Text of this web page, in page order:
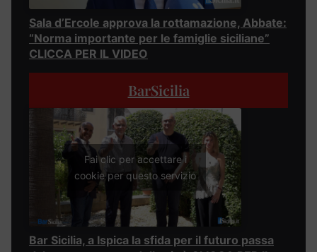
Sala d’Ercole approva la rottamazione, Abbate:
“Norma importante per le famiglie siciliane”
CLICCA PER IL VIDEO
BarSicilia
Fai clic per accettare i
cookie per questo servizio
Bar Sicilia, a Ispica la sfida per il futuro passa